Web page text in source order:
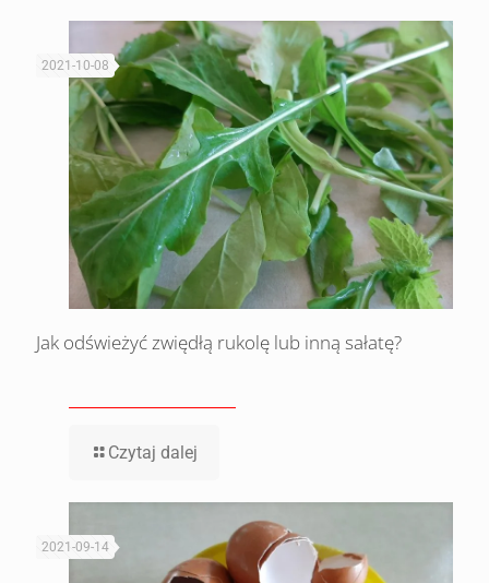
2021-10-08
Jak odświeżyć zwiędłą rukolę lub inną sałatę?
Czytaj dalej
2021-09-14